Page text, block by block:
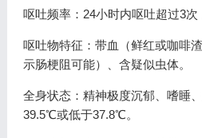
呕吐频率：24小时内呕吐超过3次
呕吐物特征：带血（鲜红或咖啡
示肠梗阻可能）、含疑似虫体。
全身状态：精神极度沉郁、嗜睡
39.5℃或低于37.8℃。